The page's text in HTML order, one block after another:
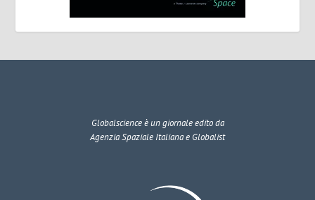
Globalscienceè un giornale edito da
Agenzia Spaziale Italiana e Globalist